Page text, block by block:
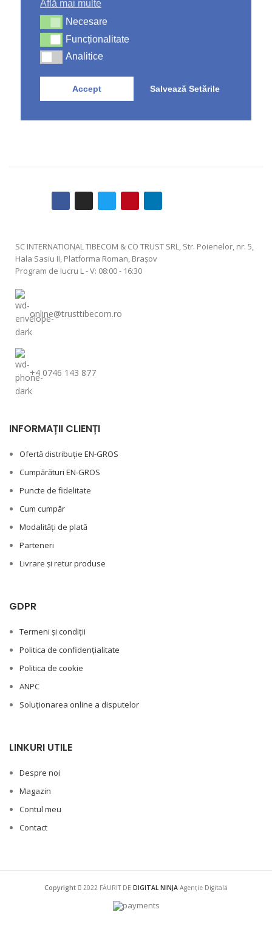
Află mai multe
NecesareNecesare
Funcționalitate
Funcționalitate
AnaliticeAnalitice
Accept Salvează Setările
Îngrijire rufe,Balsamuri
Balsam de rufe, Parfum rufe
29,22
SC INTERNATIONAL TIBECOM & CO TRUST SRL, Str. Poienelor, nr. 5,
Hala Sasiu II, Platforma Roman, Braşov
Program de lucru L - V: 08:00 - 16:30
online@trusttibecom.ro
+4 0746 143 877
INFORMAȚII CLIENȚI
Ofertă distribuție EN-GROS
Cumpărături EN-GROS
Puncte de fidelitate
Cum cumpăr
Modalități de plată
Parteneri
Livrare și retur produse
GDPR
Termeni și condiții
Politica de confidențialitate
Politica de cookie
ANPC
Soluționarea online a disputelor
LINKURI UTILE
Despre noi
Magazin
Contul meu
Contact
Copyright 2022 FĂURIT DE DIGITAL NINJA Agenție Digitală